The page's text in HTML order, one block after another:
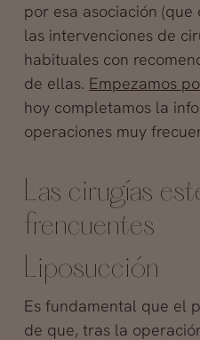
por esa asociación
las intervenciones de
habituales con
de ellas. Empezamos
hoy completamos la
operaciones muy
Las cirugías
frencuentes
Liposucción
Es fundamental que el
de que, tras la